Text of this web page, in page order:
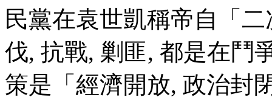
民黨在袁世凱稱帝自「
伐, 抗戰, 剿匪, 都是在鬥
策是「經濟開放, 政治封